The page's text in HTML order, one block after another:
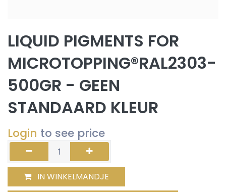
LIQUID PIGMENTS FOR
MICROTOPPING®RAL2303-
500GR - GEEN
STANDAARD KLEUR
Login to see price
IN WINKELMANDJE